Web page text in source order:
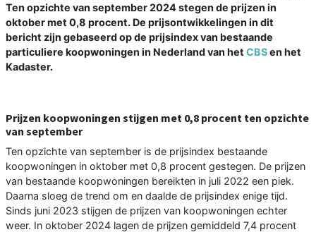
Ten opzichte van september 2024 stegen de prijzen in
oktober met 0,8 procent. De prijsontwikkelingen in dit
bericht zijn gebaseerd op de prijsindex van bestaande
particuliere koopwoningen in Nederland van het CBSen het
Kadaster.
Prijzen koopwoningen stijgen met 0,8 procent ten opzichte
van september
Ten opzichte van september is de prijsindex bestaande
koopwoningen in oktober met 0,8 procent gestegen. De prijzen
van bestaande koopwoningen bereikten in juli 2022 een piek.
Daarna sloeg de trend om en daalde de prijsindex enige tijd.
Sinds juni 2023 stijgen de prijzen van koopwoningen echter
weer. In oktober 2024 lagen de prijzen gemiddeld 7,4 procent